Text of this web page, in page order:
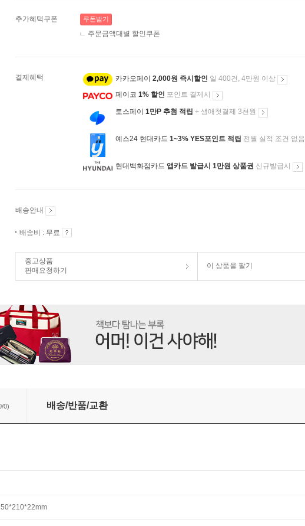
추가혜택쿠폰 쿠폰받기
주문금액대별 할인쿠폰
결제혜택 카카오페이 2,000원 즉시할인 일 400건, 4만원 이상
페이코 1% 할인 포인트 결제시
토스페이 1만P 추첨 적립 + 생애첫결제 3천원
예스24 현대카드 1~3% YES포인트 적립 전월 실적 조건 없음
현대백화점카드 앱카드 발급시 1만원 상품권 신규발급시
배송안내
배송비 : 무료
중고상품
판매요청하기
이 상품을 팔기
0) 배송/반품/교환